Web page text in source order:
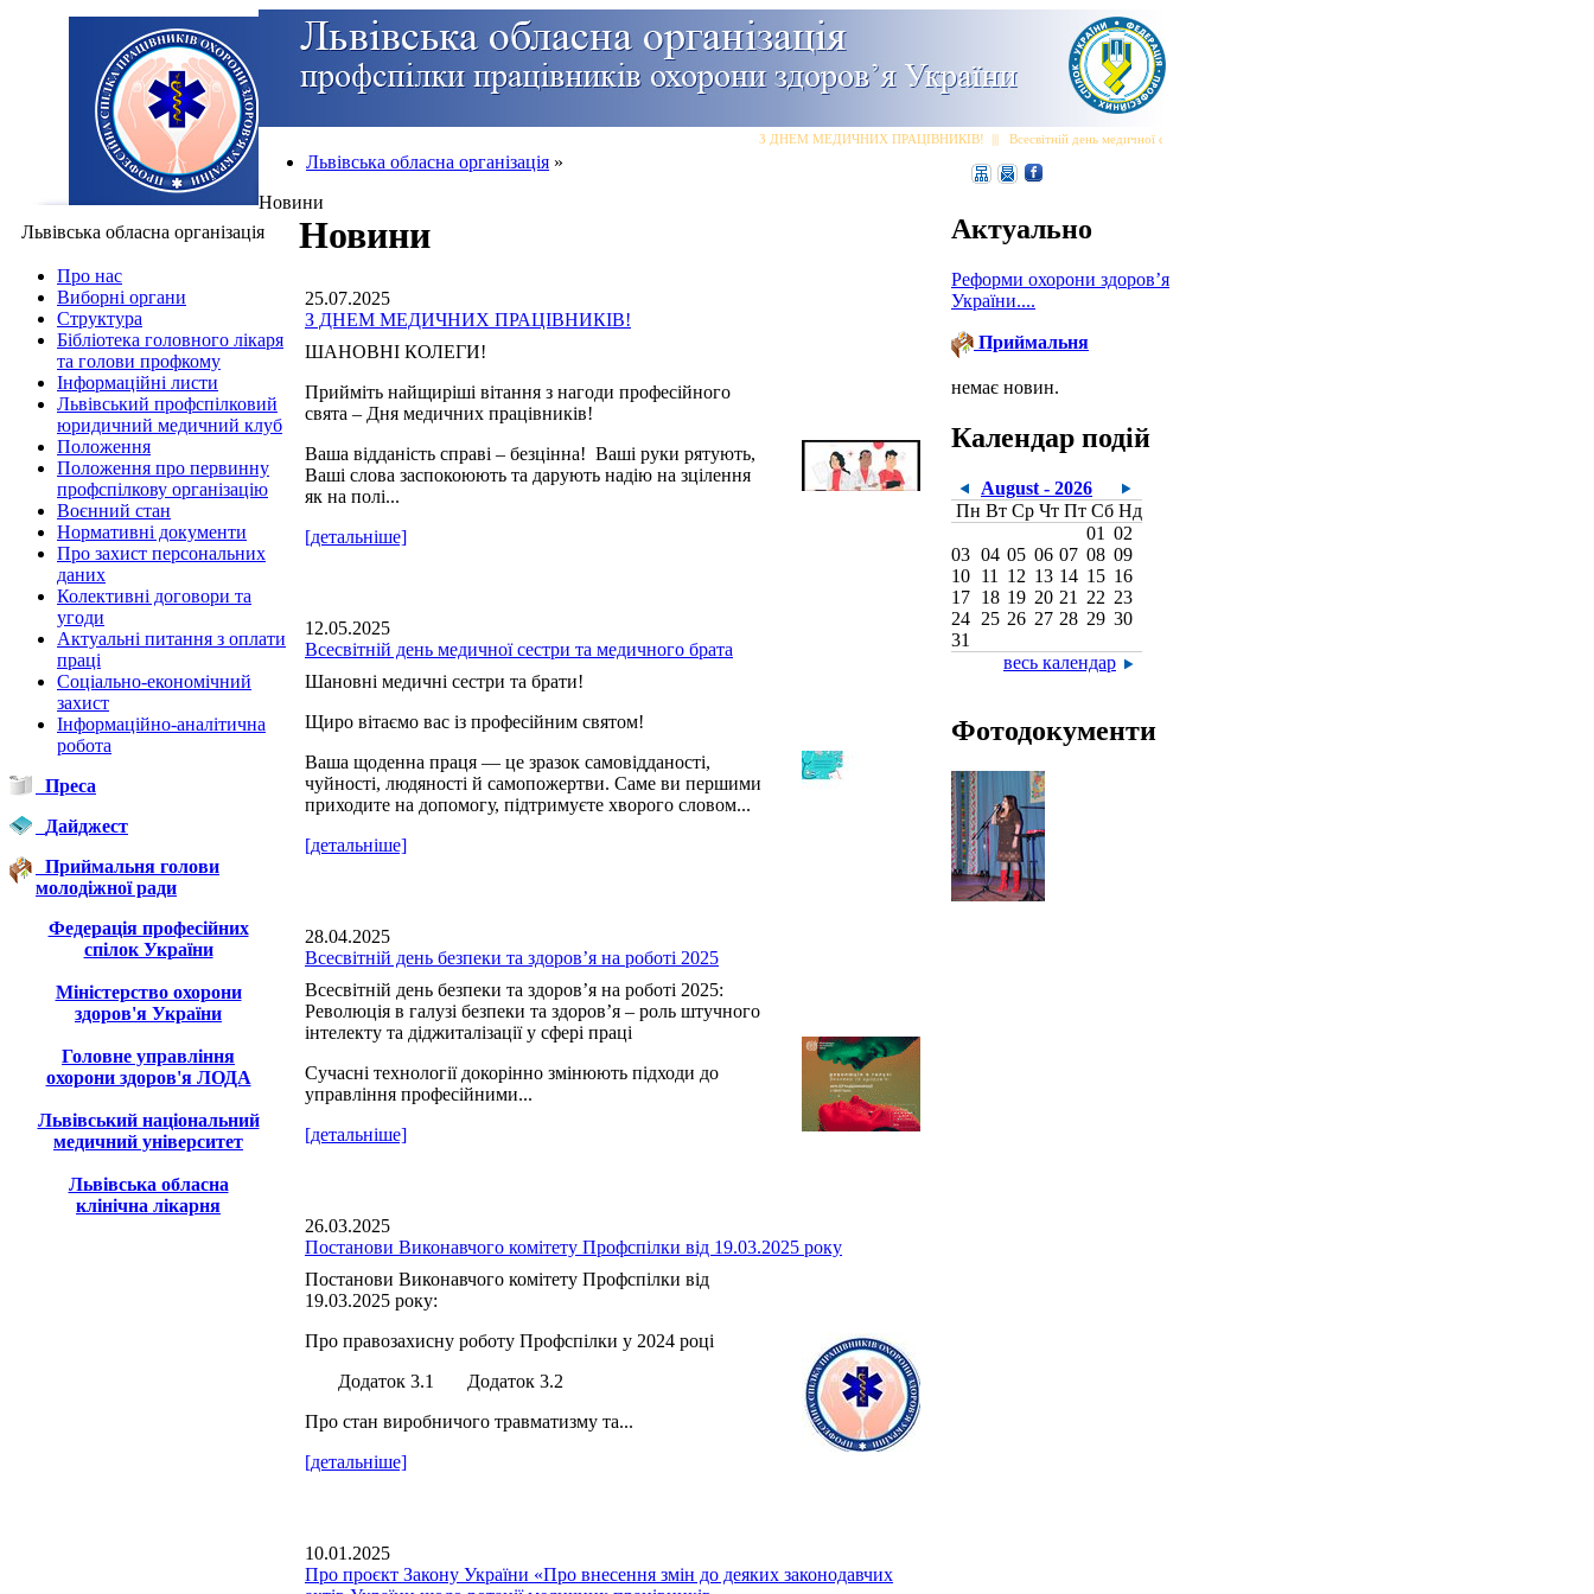
З ДНЕМ МЕДИЧНИХ ПРАЦІВНИКІВ!||| Всесвітній день медичної сестри та медичного брата
Львівська обласна організація »
Новини
Львівська обласна організація
Про нас
Виборні органи
Структура
Бібліотека головного лікаря
та голови профкому
Інформаційні листи
Львівський профспілковий
юридичний медичний клуб
Положення
Положення про первинну
профспілкову організацію
Воєнний стан
Нормативні документи
Про захист персональних
даних
Колективні договори та
угоди
Актуальні питання з оплати
праці
Соціально-економічний
захист
Інформаційно-аналітична
робота
Преса
Дайджест
Приймальня голови
молодіжної ради
Федерація професійних
спілок України
Міністерство охорони
здоров'я України
Головне управління
охорони здоров'я ЛОДА
Львівський національний
медичний університет
Львівська обласна
клінічна лікарня
Новини
25.07.2025
З ДНЕМ МЕДИЧНИХ ПРАЦІВНИКІВ!
ШАНОВНІ КОЛЕГИ!
Прийміть найщиріші вітання з нагоди професійного
свята – Дня медичних працівників!
Ваша відданість справі – безцінна! Ваші руки рятують,
Ваші слова заспокоюють та дарують надію на зцілення
як на полі...
[детальніше]
12.05.2025
Всесвітній день медичної сестри та медичного брата
Шановні медичні сестри та брати!
Щиро вітаємо вас із професійним святом!
Ваша щоденна праця — це зразок самовідданості,
чуйності, людяності й самопожертви. Саме ви першими
приходите на допомогу, підтримуєте хворого словом...
[детальніше]
28.04.2025
Всесвітній день безпеки та здоров’я на роботі 2025
Всесвітній день безпеки та здоров’я на роботі 2025:
Революція в галузі безпеки та здоров’я – роль штучного
інтелекту та діджиталізації у сфері праці
Сучасні технології докорінно змінюють підходи до
управління професійними...
[детальніше]
26.03.2025
Постанови Виконавчого комітету Профспілки від 19.03.2025 року
Постанови Виконавчого комітету Профспілки від
19.03.2025 року:
Про правозахисну роботу Профспілки у 2024 році
Додаток 3.1 Додаток 3.2
Про стан виробничого травматизму та...
[детальніше]
10.01.2025
Про проєкт Закону України «Про внесення змін до деяких законодавчих
Актуально
Реформи охорони здоров’я
України....
Приймальня
немає новин.
Календар подій
August - 2026
Пн Вт Ср Чт Пт Сб Нд
01 02
03 04 05 06 07 08 09
10 11 12 13 14 15 16
17 18 19 20 21 22 23
24 25 26 27 28 29 30
31
весь календар
Фотодокументи